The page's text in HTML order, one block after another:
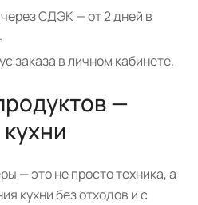
СДЭК — от 2 дней в
заказа в личном кабинете.
—
— это не просто техника, а
кухни без отходов и с